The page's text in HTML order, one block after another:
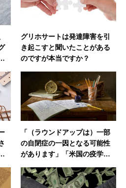
グリホサートは発達障害を引
き起こすと聞いたことがある
のですが本当ですか？
「（ラウンドアップは）一部
の自閉症の一因となる可能性
があります」「米国の疫学研
自閉症発症に相関関係がある